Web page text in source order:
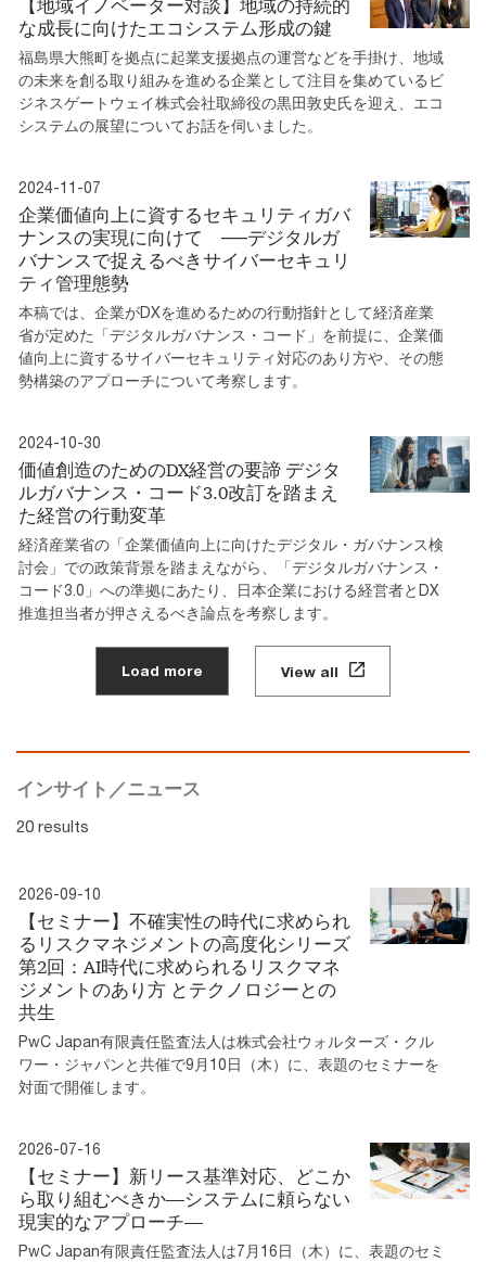
【地域イノベーター対談】地域の持続的
な成長に向けたエコシステム形成の鍵
福島県大熊町を拠点に起業支援拠点の運営などを手掛け、地域
の未来を創る取り組みを進める企業として注目を集めているビ
ジネスゲートウェイ株式会社取締役の黒田敦史氏を迎え、エコ
システムの展望についてお話を伺いました。
2024-11-07
企業価値向上に資するセキュリティガバ
ナンスの実現に向けて ──デジタルガ
バナンスで捉えるべきサイバーセキュリ
ティ管理態勢
本稿では、企業がDXを進めるための行動指針として経済産業
省が定めた「デジタルガバナンス・コード」を前提に、企業価
値向上に資するサイバーセキュリティ対応のあり方や、その態
勢構築のアプローチについて考察します。
2024-10-30
価値創造のためのDX経営の要諦 デジタ
ルガバナンス・コード3.0改訂を踏まえ
た経営の行動変革
経済産業省の「企業価値向上に向けたデジタル・ガバナンス検
討会」での政策背景を踏まえながら、「デジタルガバナンス・
コード3.0」への準拠にあたり、日本企業における経営者とDX
推進担当者が押さえるべき論点を考察します。
Load more View all
インサイト／ニュース
20 results
2026-09-10
【セミナー】不確実性の時代に求められ
るリスクマネジメントの高度化シリーズ
第2回：AI時代に求められるリスクマネ
ジメントのあり方 とテクノロジーとの
共生
PwC Japan有限責任監査法人は株式会社ウォルターズ・クル
ワー・ジャパンと共催で9月10日（木）に、表題のセミナーを
対面で開催します。
2026-07-16
【セミナー】新リース基準対応、どこか
ら取り組むべきか―システムに頼らない
現実的なアプローチ―
PwC Japan有限責任監査法人は7月16日（木）に、表題のセミ